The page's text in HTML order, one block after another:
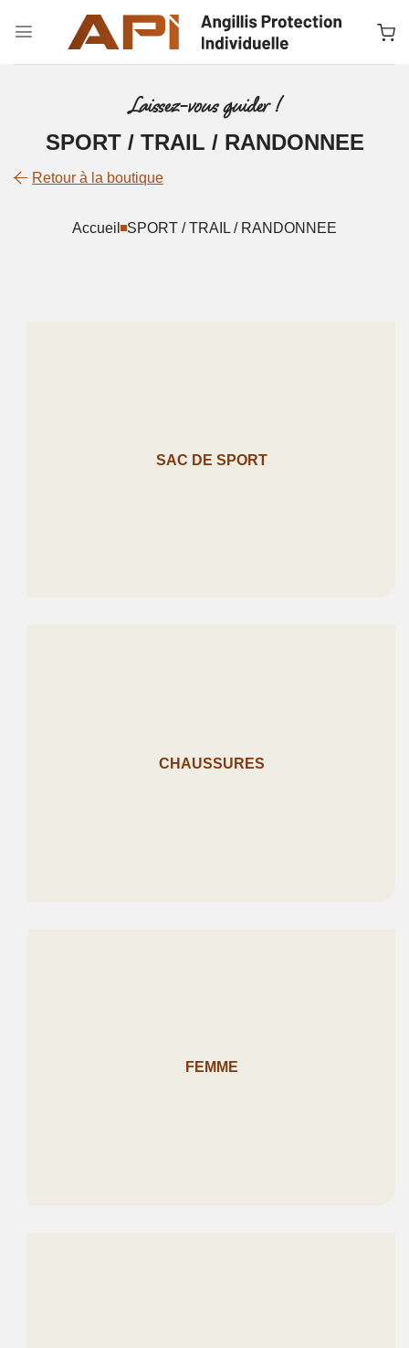
Laissez-vous guider !
SPORT / TRAIL / RANDONNEE
Retour à la boutique
Accueil SPORT / TRAIL / RANDONNEE
SAC DE SPORT
CHAUSSURES
FEMME